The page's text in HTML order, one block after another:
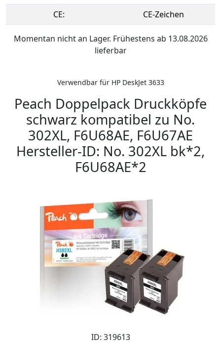
CE: CE-Zeichen
Momentan nicht an Lager. Frühestens ab 13.08.2026
lieferbar
Verwendbar für HP DeskJet 3633
Peach Doppelpack Druckköpfe
schwarz kompatibel zu No.
302XL, F6U68AE, F6U67AE
Hersteller-ID: No. 302XL bk*2,
F6U68AE*2
ID: 319613